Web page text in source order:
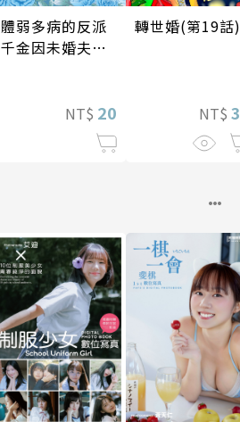
體弱多病的反派
千金因未婚夫的
是水火不容NT$ 20
轉世婚(第19話)
NT$